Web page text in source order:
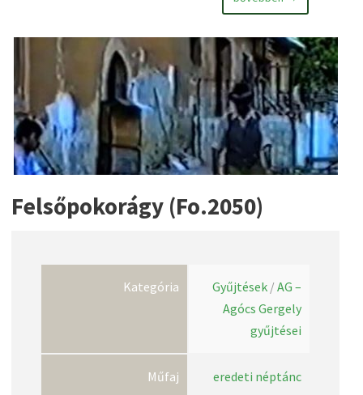
Felsőpokorágy (Fo.2050)
Kategória Gyűjtések /AG –
Agócs Gergely
gyűjtései
Műfaj eredeti néptánc